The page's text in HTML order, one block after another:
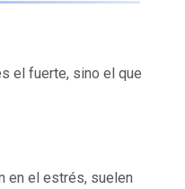
el fuerte, sino el que
en el estrés, suelen